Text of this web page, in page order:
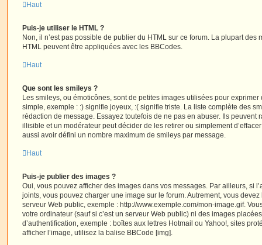
Haut
Puis-je utiliser le HTML ?
Non, il n’est pas possible de publier du HTML sur ce forum. La plupart des
HTML peuvent être appliquées avec les BBCodes.
Haut
Que sont les smileys ?
Les smileys, ou émoticônes, sont de petites images utilisées pour
simple, exemple : :) signifie joyeux, :( signifie triste. La liste complète des
rédaction de message. Essayez toutefois de ne pas en abuser. Ils peuvent
illisible et un modérateur peut décider de les retirer ou simplement
aussi avoir défini un nombre maximum de smileys par message.
Haut
Puis-je publier des images ?
Oui, vous pouvez afficher des images dans vos messages. Par ailleurs, si
joints, vous pouvez charger une image sur le forum. Autrement, vous
serveur Web public, exemple : http://www.exemple.com/mon-image.gif.
votre ordinateur (sauf si c’est un serveur Web public) ni des images
d’authentification, exemple : boîtes aux lettres Hotmail ou Yahoo!, sites
afficher l’image, utilisez la balise BBCode [img].